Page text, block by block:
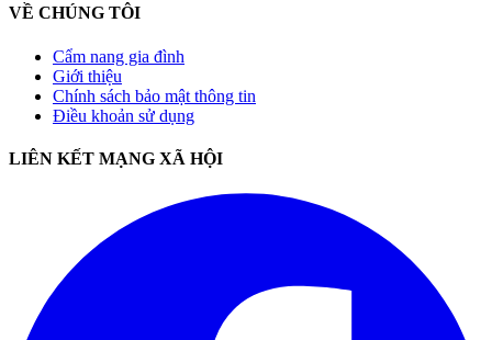
VỀ CHÚNG TÔI
Cẩm nang gia đình
Giới thiệu
Chính sách bảo mật thông tin
Điều khoản sử dụng
LIÊN KẾT MẠNG XÃ HỘI